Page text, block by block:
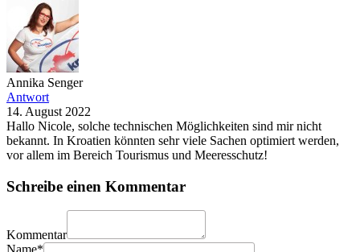
Annika Senger
Antwort
14. August 2022
Hallo Nicole, solche technischen Möglichkeiten sind mir nicht
bekannt. In Kroatien könnten sehr viele Sachen optimiert werden,
vor allem im Bereich Tourismus und Meeresschutz!
Schreibe einen Kommentar
Kommentar